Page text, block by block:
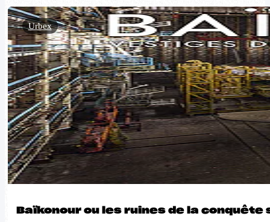
Baïkonour ou les ruines de la
Urbex